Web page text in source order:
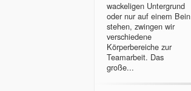
wackeligen Untergrund
oder nur auf einem Bein
stehen, zwingen wir
verschiedene
Körperbereiche zur
Teamarbeit. Das
große...